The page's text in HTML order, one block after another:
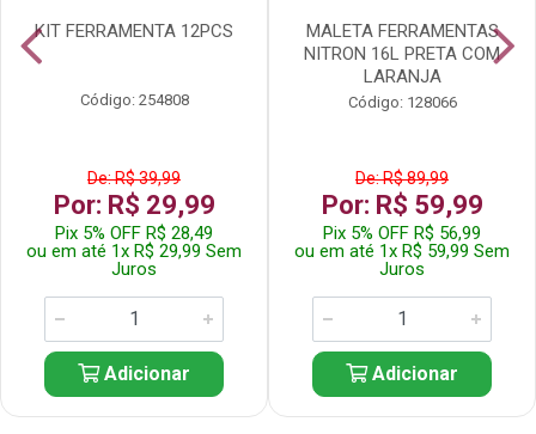
KIT FERRAMENTA 12PCS
Código: 254808
De: R$ 39,99
Por: R$ 29,99
Pix 5% OFF R$ 28,49
ou em até 1x R$ 29,99 Sem
Juros
Adicionar
MALETA FERRAMENTAS
NITRON 16L PRETA COM
LARANJA
Código: 128066
De: R$ 89,99
Por: R$ 59,99
Pix 5% OFF R$ 56,99
ou em até 1x R$ 59,99 Sem
Juros
Adicionar